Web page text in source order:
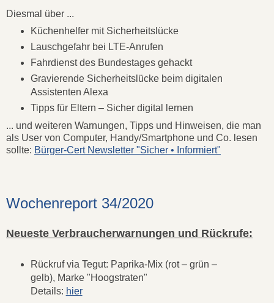
Diesmal über ...
Küchenhelfer mit Sicherheitslücke
Lauschgefahr bei LTE-Anrufen
Fahrdienst des Bundestages gehackt
Gravierende Sicherheitslücke beim digitalen
Assistenten Alexa
Tipps für Eltern – Sicher digital lernen
... und weiteren Warnungen, Tipps und Hinweisen, die man
als User von Computer, Handy/Smartphone und Co. lesen
sollte: Bürger-Cert Newsletter "Sicher • Informiert"
Wochenreport 34/2020
Neueste Verbraucherwarnungen und Rückrufe:
Rückruf via Tegut: Paprika-Mix (rot – grün –
gelb), Marke "Hoogstraten"
Details: hier